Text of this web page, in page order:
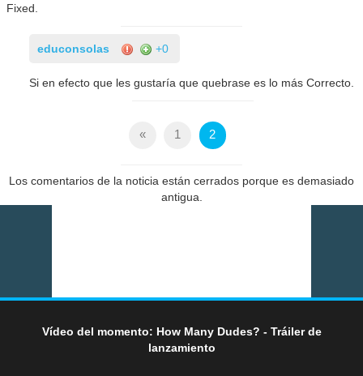
Fixed.
educonsolas +0
Si en efecto que les gustaría que quebrase es lo más Correcto.
« 1 2
Los comentarios de la noticia están cerrados porque es demasiado
antigua.
Vídeo del momento: How Many Dudes? - Tráiler de
lanzamiento